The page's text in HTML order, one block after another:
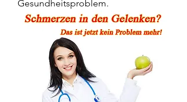
Gesundheitsproblem.